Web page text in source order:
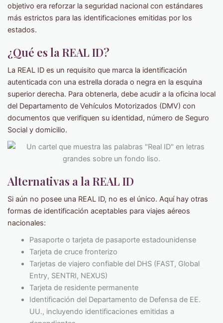
objetivo era reforzar la seguridad nacional con estándares
más estrictos para las identificaciones emitidas por los
estados.
¿Qué es la REAL ID?
La REAL ID es un requisito que marca la identificación
autenticada con una estrella dorada o negra en la esquina
superior derecha. Para obtenerla, debe acudir a la oficina local
del Departamento de Vehículos Motorizados (DMV) con
documentos que verifiquen su identidad, número de Seguro
Social y domicilio.
Alternativas a la REAL ID
Si aún no posee una REAL ID, no es el único. Aquí hay otras
formas de identificación aceptables para viajes aéreos
nacionales:
Pasaporte o tarjeta de pasaporte estadounidense
Tarjeta de cruce fronterizo
Tarjetas de viajero confiable del DHS (FAST, Global
Entry, SENTRI, NEXUS)
Tarjeta de residente permanente
Identificación del Departamento de Defensa de EE.
UU., incluyendo identificaciones emitidas a